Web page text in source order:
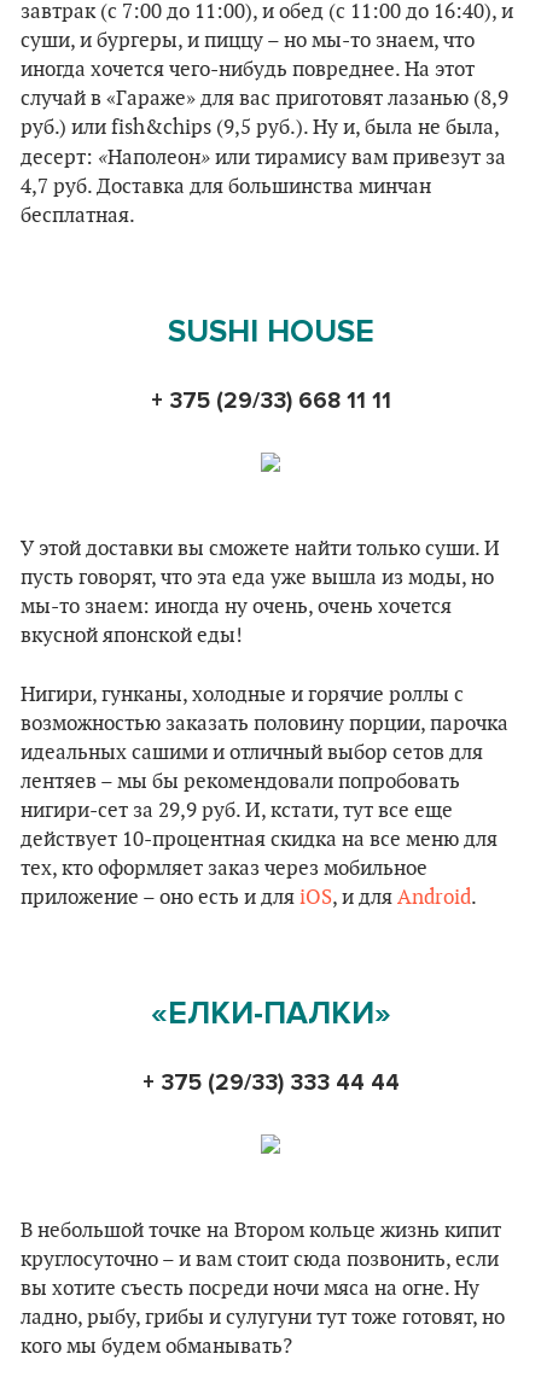
завтрак (с 7:00 до 11:00), и обед (с 11:00 до 16:40), и
суши, и бургеры, и пиццу – но мы-то знаем, что
иногда хочется чего-нибудь повреднее. На этот
случай в «Гараже» для вас приготовят лазанью (8,9
руб.) или fish&chips (9,5 руб.). Ну и, была не была,
десерт: «Наполеон» или тирамису вам привезут за
4,7 руб. Доставка для большинства минчан
бесплатная.
SUSHI HOUSE
+ 375 (29/33) 668 11 11
У этой доставки вы сможете найти только суши. И
пусть говорят, что эта еда уже вышла из моды, но
мы-то знаем: иногда ну очень, очень хочется
вкусной японской еды!
Нигири, гунканы, холодные и горячие роллы с
возможностью заказать половину порции, парочка
идеальных сашими и отличный выбор сетов для
лентяев – мы бы рекомендовали попробовать
нигири-сет за 29,9 руб. И, кстати, тут все еще
действует 10-процентная скидка на все меню для
тех, кто оформляет заказ через мобильное
приложение – оно есть и для iOS, и для Android.
«ЕЛКИ-ПАЛКИ»
+ 375 (29/33) 333 44 44
В небольшой точке на Втором кольце жизнь кипит
круглосуточно – и вам стоит сюда позвонить, если
вы хотите съесть посреди ночи мяса на огне. Ну
ладно, рыбу, грибы и сулугуни тут тоже готовят, но
кого мы будем обманывать?